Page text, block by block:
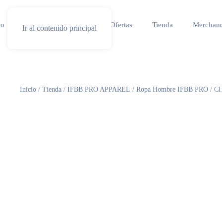
Ir al contenido principal
Especial competicion Ofertas Tienda
Inicio / Tienda / IFBB PRO APPAREL / Ropa Hombre IFBB PRO /